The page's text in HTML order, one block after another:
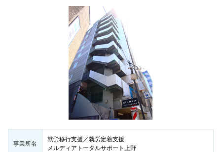
事業所名
就労移行支援／就労定着支援
メルディアトータルサポート上野